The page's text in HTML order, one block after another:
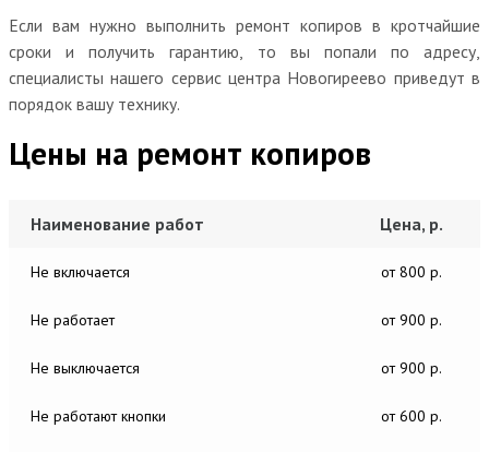
Если вам нужно выполнить ремонт копиров в кротчайшие
сроки и получить гарантию, то вы попали по адресу,
специалисты нашего сервис центра Новогиреево приведут в
порядок вашу технику.
Цены на ремонт копиров
Наименование работ Цена, р.
Не включается от 800 р.
Не работает от 900 р.
Не выключается от 900 р.
Не работают кнопки от 600 р.